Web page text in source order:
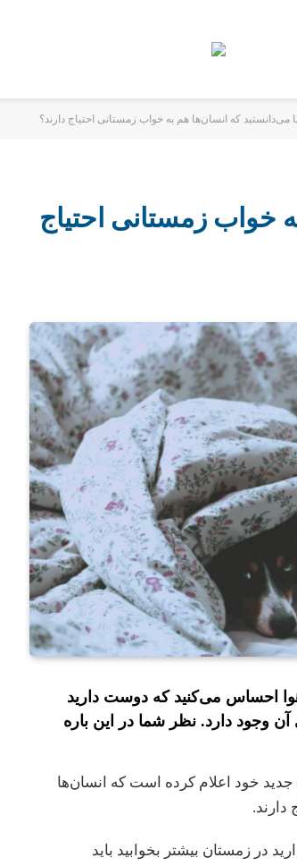
می‌دانستید که انسان‌ها هم به خواب زمستانی احتیاج دارند؟
خواب زمستانی احتیاج
احساس می‌کنید که دوست دارید
وجود دارد. نظر شما در این باره
جدید خود اعلام کرده است که انسان‌ها
دارند.
در زمستان بیشتر بخوابید باید